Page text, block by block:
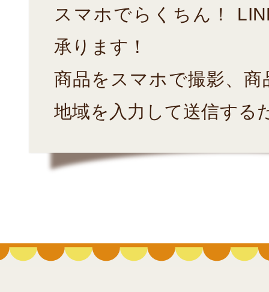
スマホでらくちん！
承ります！
商品をスマホで撮影、
地域を入力して送信する